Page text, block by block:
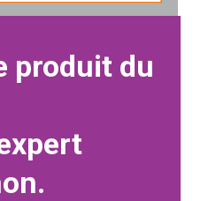
produit du